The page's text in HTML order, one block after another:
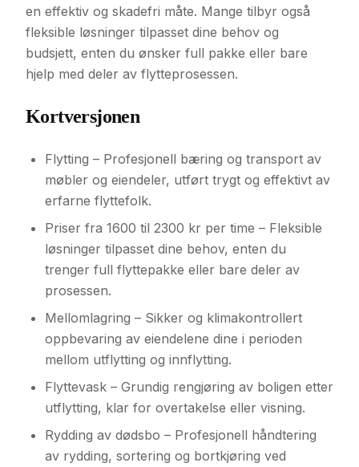
en effektiv og skadefri måte. Mange tilbyr også
fleksible løsninger tilpasset dine behov og
budsjett, enten du ønsker full pakke eller bare
hjelp med deler av flytteprosessen.
Kortversjonen
Flytting – Profesjonell bæring og transport av
møbler og eiendeler, utført trygt og effektivt av
erfarne flyttefolk.
Priser fra 1600 til 2300 kr per time – Fleksible
løsninger tilpasset dine behov, enten du
trenger full flyttepakke eller bare deler av
prosessen.
Mellomlagring – Sikker og klimakontrollert
oppbevaring av eiendelene dine i perioden
mellom utflytting og innflytting.
Flyttevask – Grundig rengjøring av boligen etter
utflytting, klar for overtakelse eller visning.
Rydding av dødsbo – Profesjonell håndtering
av rydding, sortering og bortkjøring ved